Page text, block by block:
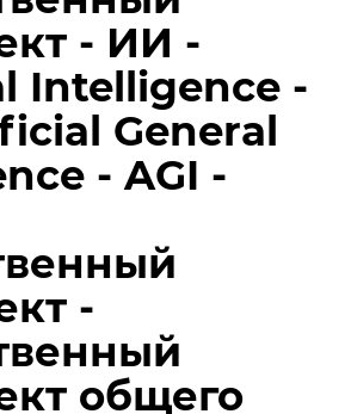
- ИИ -
Intelligence -
General
- AGI -
-
общего